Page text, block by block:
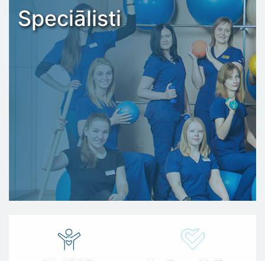
Speciālisti